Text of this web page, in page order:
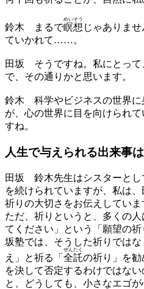
鈴木 まるで瞑想
めいそう
じゃありま
ていかれて……。
田坂
そうですね。私にとって
で、その通りかと思います。
鈴木 科学やビジネスの世界に
が、心の世界に目を向けられ
すね。
人生で与えられる出来事は
田坂
鈴木先生はシスターとし
を続けられていますが、私は
祈りの大切さをお伝えしていま
ただ、祈りというと、多くの
てください」という「願望の
坂塾では、そうした祈りでは
え」と祈る「 全託
ぜんたく
の祈り」を勧
を決して否定するわけではな
と、どうしても、小さなエゴ